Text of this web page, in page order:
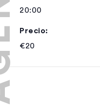
20:00
Precio:
€20